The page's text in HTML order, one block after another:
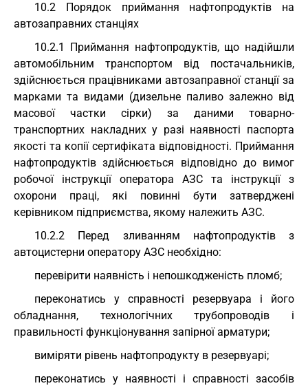
10.2 Порядок приймання нафтопродуктів на
автозаправних станціях
10.2.1 Приймання нафтопродуктів, що надійшли
автомобільним транспортом від постачальників,
здійснюється працівниками автозаправної станції за
марками та видами (дизельне паливо залежно від
масової частки сірки) за даними товарно-
транспортних накладних у разі наявності паспорта
якості та копії сертифіката відповідності. Приймання
нафтопродуктів здійснюється відповідно до вимог
робочої інструкції оператора АЗС та інструкції з
охорони праці, які повинні бути затверджені
керівником підприємства, якому належить АЗС.
10.2.2 Перед зливанням нафтопродуктів з
автоцистерни оператору АЗС необхідно:
перевірити наявність і непошкодженість пломб;
переконатись у справності резервуара і його
обладнання, технологічних трубопроводів і
правильності функціонування запірної арматури;
виміряти рівень нафтопродукту в резервуарі;
переконатись у наявності і справності засобів